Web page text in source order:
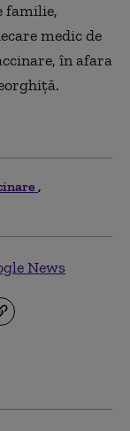
familie,
medic de
în afara
News